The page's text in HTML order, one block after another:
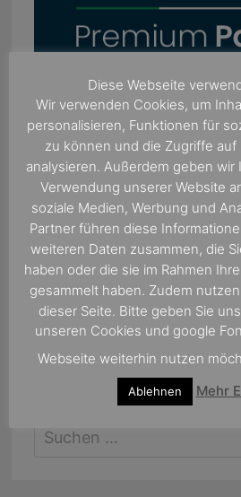
Suchen
Diese Webseite
Wir verwenden Cookies, um
personalisieren, Funktionen für
zu können und die Zugriffe auf
analysieren. Außerdem geben
Verwendung unserer Website
soziale Medien, Werbung und
Partner führen diese
weiteren Daten zusammen, die
haben oder die sie im Rahmen
gesammelt haben. Zudem
dieser Seite. Bitte geben Sie
unseren Cookies und google
Webseite weiterhin nutzen
Ablehnen Mehr